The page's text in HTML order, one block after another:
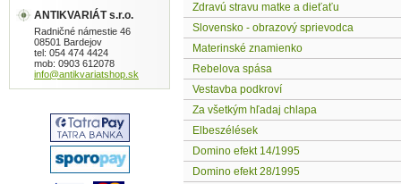
Zdravú stravu matke a dieťaťu
Slovensko - obrazový sprievodca
Materinské znamienko
Rebelova spása
Vestavba podkroví
Za všetkým hľadaj chlapa
Elbeszélések
Domino efekt 14/1995
Domino efekt 28/1995
ANTIKVARIÁT s.r.o.
Radničné námestie 46
08501 Bardejov
tel: 054 474 4424
mob: 0903 612078
info@antikvariatshop.sk